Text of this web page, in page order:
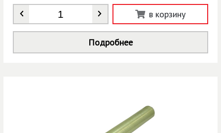
Количество в корзину
Подробнее